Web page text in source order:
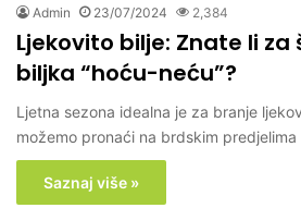
Admin 23/07/2024 2,384
Ljekovito bilje: Znate li za
biljka “hoću-neću”?
Ljetna sezona idealna je za branje
možemo pronaći na brdskim
Saznaj više »